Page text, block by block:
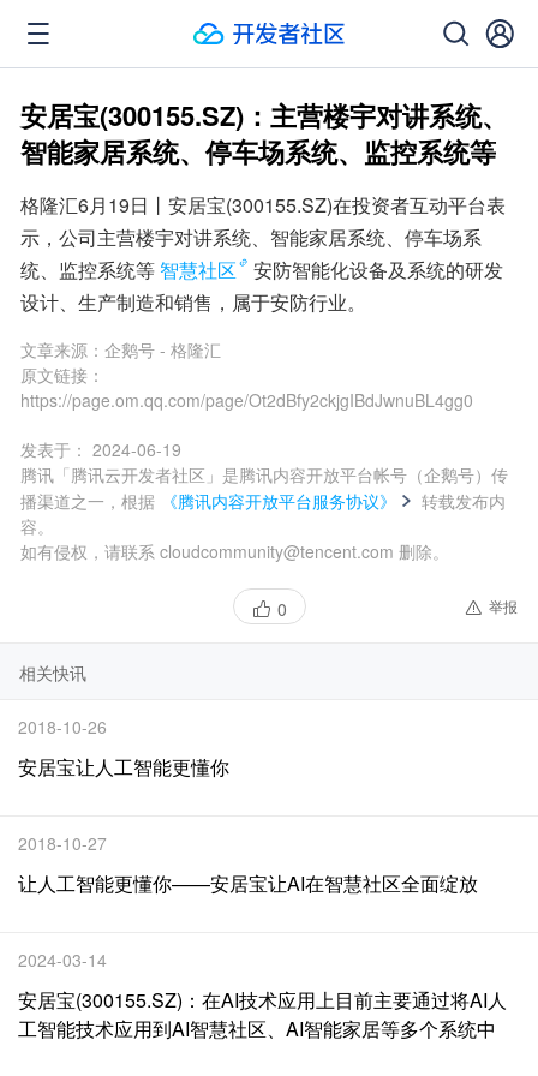
安居宝(300155.SZ)：主营楼宇对讲系统、
智能家居系统、停车场系统、监控系统等
格隆汇6月19日丨安居宝(300155.SZ)在投资者互动平台表
示，公司主营楼宇对讲系统、智能家居系统、停车场系
统、监控系统等 智慧社区
安防智能化设备及系统的研发
设计、生产制造和销售，属于安防行业。
文章来源： 企鹅号 - 格隆汇
原文链接：
https://page.om.qq.com/page/Ot2dBfy2ckjgIBdJwnuBL4gg0
发表于： 2024-06-19
腾讯「腾讯云开发者社区」是腾讯内容开放平台帐号（企鹅号）传
播渠道之一，根据
《腾讯内容开放平台服务协议》
转载发布内
容。
如有侵权，请联系 cloudcommunity@tencent.com 删除。
0 举报
相关快讯
2018-10-26
安居宝让人工智能更懂你
2018-10-27
让人工智能更懂你——安居宝让AI在智慧社区全面绽放
2024-03-14
安居宝(300155.SZ)：在AI技术应用上目前主要通过将AI人
工智能技术应用到AI智慧社区、AI智能家居等多个系统中